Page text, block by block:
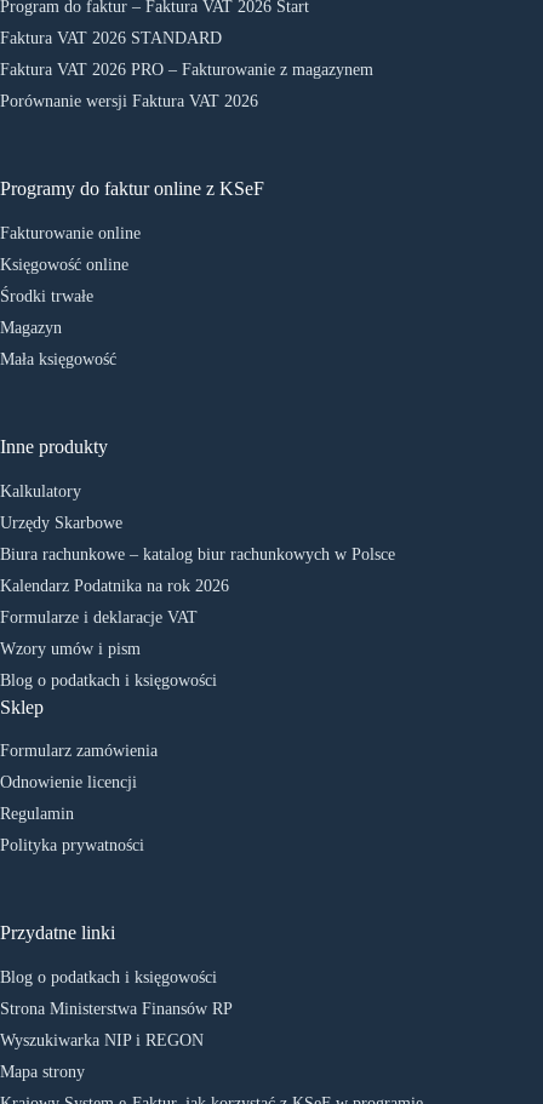
Program do faktur – Faktura VAT 2026 Start
Faktura VAT 2026 STANDARD
Faktura VAT 2026 PRO – Fakturowanie z magazynem
Porównanie wersji Faktura VAT 2026
Programy do faktur online z KSeF
Fakturowanie online
Księgowość online
Środki trwałe
Magazyn
Mała księgowość
Inne produkty
Kalkulatory
Urzędy Skarbowe
Biura rachunkowe – katalog biur rachunkowych w Polsce
Kalendarz Podatnika na rok 2026
Formularze i deklaracje VAT
Wzory umów i pism
Blog o podatkach i księgowości
Sklep
Formularz zamówienia
Odnowienie licencji
Regulamin
Polityka prywatności
Przydatne linki
Blog o podatkach i księgowości
Strona Ministerstwa Finansów RP
Wyszukiwarka NIP i REGON
Mapa strony